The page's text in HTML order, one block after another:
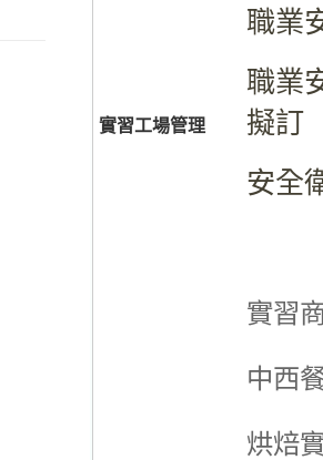
實習工場管理
職業
職業
擬訂
安全
實習
中西
烘焙